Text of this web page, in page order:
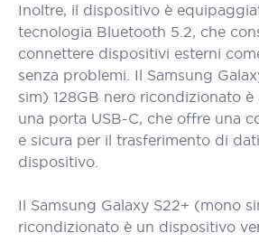
Inoltre, il dispositivo è
tecnologia Bluetooth 5.2, che
connettere dispositivi esterni
senza problemi. Il Samsung
sim) 128GB nero ricondizionato
una porta USB-C, che offre una
e sicura per il trasferimento di
dispositivo.
Il Samsung Galaxy S22+ (mono
ricondizionato è un dispositivo